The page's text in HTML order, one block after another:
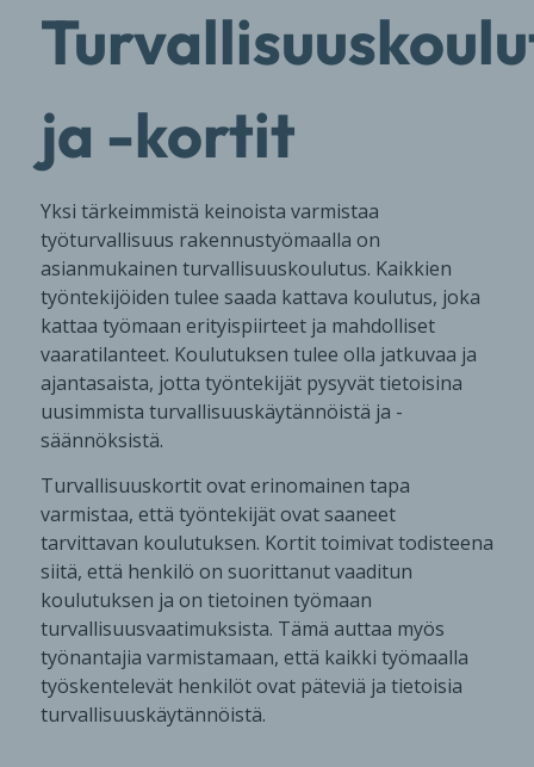
ja -kortit
Yksi tärkeimmistä keinoista varmistaa
työturvallisuus rakennustyömaalla on
asianmukainen turvallisuuskoulutus. Kaikkien
työntekijöiden tulee saada kattava koulutus, joka
kattaa työmaan erityispiirteet ja mahdolliset
vaaratilanteet. Koulutuksen tulee olla jatkuvaa ja
ajantasaista, jotta työntekijät pysyvät tietoisina
uusimmista turvallisuuskäytännöistä ja -
säännöksistä.
Turvallisuuskortit ovat erinomainen tapa
varmistaa, että työntekijät ovat saaneet
tarvittavan koulutuksen. Kortit toimivat todisteena
siitä, että henkilö on suorittanut vaaditun
koulutuksen ja on tietoinen työmaan
turvallisuusvaatimuksista. Tämä auttaa myös
työnantajia varmistamaan, että kaikki työmaalla
työskentelevät henkilöt ovat päteviä ja tietoisia
turvallisuuskäytännöistä.